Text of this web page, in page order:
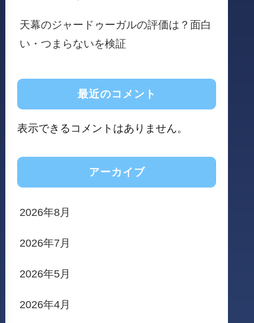
天幕のジャードゥーガルの評価は？面白
い・つまらないを検証
最近のコメント
表示できるコメントはありません。
アーカイブ
2026年8月
2026年7月
2026年5月
2026年4月